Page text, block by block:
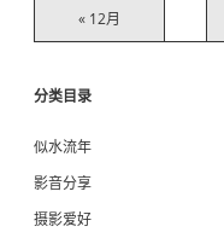
« 12月
分类目录
似水流年
影音分享
摄影爱好